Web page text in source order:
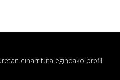
oinarrituta egindako profil